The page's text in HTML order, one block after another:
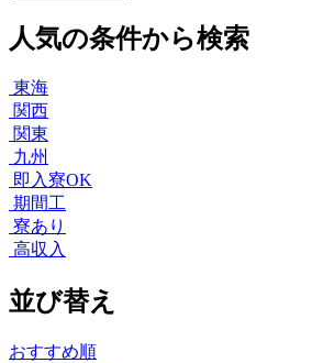
人気の条件から検索
東海
関西
関東
九州
即入寮OK
期間工
寮あり
高収入
並び替え
おすすめ順